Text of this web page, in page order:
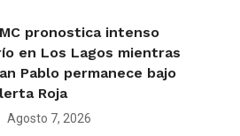
pronostica intenso
en Los Lagos mientras
Pablo permanece bajo
Roja
Agosto 7, 2026